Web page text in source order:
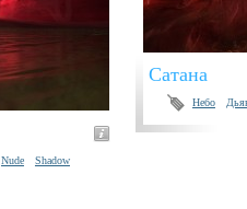
Nude Shadow
Сатана
Небо